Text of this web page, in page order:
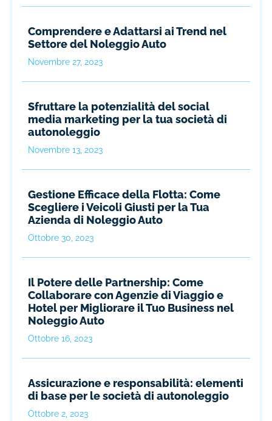
Comprendere e Adattarsi ai Trend nel
Settore del Noleggio Auto
Novembre 27, 2023
Sfruttare la potenzialità del social
media marketing per la tua società di
autonoleggio
Novembre 13, 2023
Gestione Efficace della Flotta: Come
Scegliere i Veicoli Giusti per la Tua
Azienda di Noleggio Auto
Ottobre 30, 2023
Il Potere delle Partnership: Come
Collaborare con Agenzie di Viaggio e
Hotel per Migliorare il Tuo Business nel
Noleggio Auto
Ottobre 16, 2023
Assicurazione e responsabilità: elementi
di base per le società di autonoleggio
Ottobre 2, 2023